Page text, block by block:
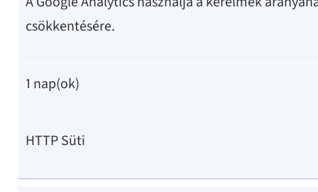
csökkentésére.
1 nap(ok)
HTTP Süti